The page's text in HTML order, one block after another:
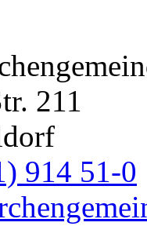
211
914 51-0